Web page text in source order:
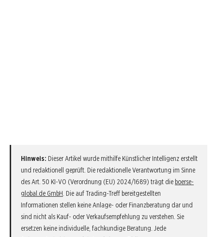
Hinweis: Dieser Artikel wurde mithilfe Künstlicher Intelligenz erstellt
und redaktionell geprüft. Die redaktionelle Verantwortung im Sinne
des Art. 50 KI-VO (Verordnung (EU) 2024/1689) trägt die boerse-
global.de GmbH. Die auf Trading-Treff bereitgestellten
Informationen stellen keine Anlage- oder Finanzberatung dar und
sind nicht als Kauf- oder Verkaufsempfehlung zu verstehen. Sie
ersetzen keine individuelle, fachkundige Beratung. Jede